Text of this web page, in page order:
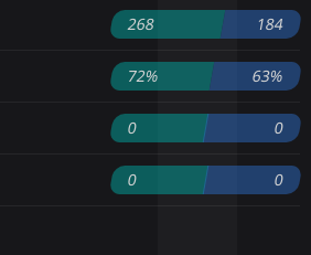
268 184
72% 63%
0 0
0 0